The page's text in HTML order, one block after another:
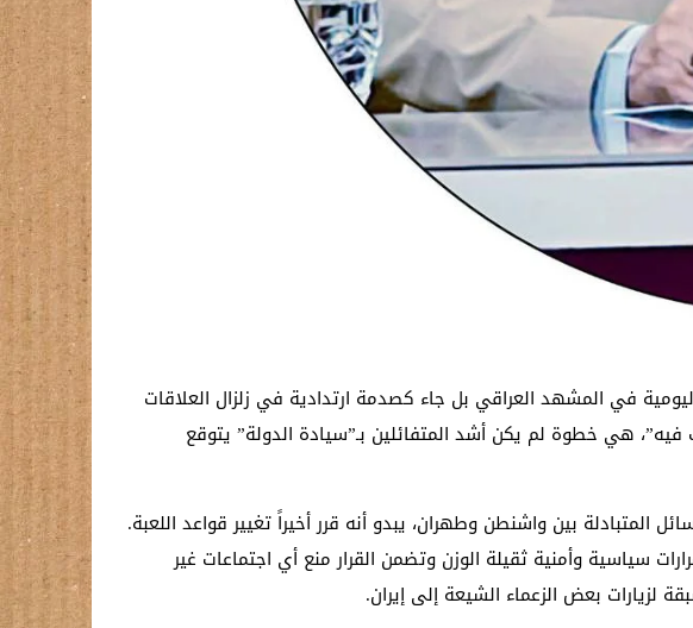
في المشهد العراقي بل جاء كصدمة ارتدادية في زلزال العلاقات
هي خطوة لم يكن أشد المتفائلين بـ”سيادة الدولة” يتوقع
المتبادلة بين واشنطن وطهران، يبدو أنه قرر أخيراً تغيير قواعد اللعبة.
سياسية وأمنية ثقيلة الوزن وتضمن القرار منع أي اجتماعات غير
لزيارات بعض الزعماء الشيعة إلى إيران.